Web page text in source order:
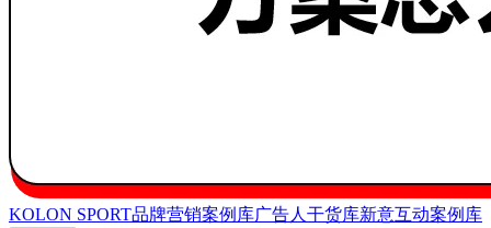
KOLON SPORT品牌营销案例库广告人干货库新意互动案例库